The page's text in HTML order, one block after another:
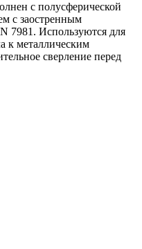
с полусферической
с заостренным
7981. Используются для
к металлическим
сверление перед